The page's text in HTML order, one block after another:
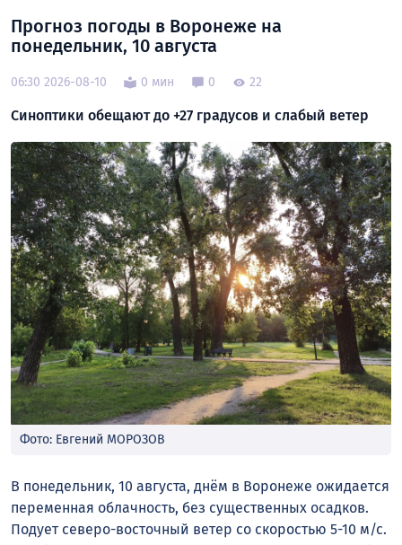
Прогноз погоды в Воронеже на
понедельник, 10 августа
06:30 2026-08-10 0 мин 0 22
Синоптики обещают до +27 градусов и слабый ветер
Фото: Евгений МОРОЗОВ
В понедельник, 10 августа, днём в Воронеже ожидается
переменная облачность, без существенных осадков.
Подует северо-восточный ветер со скоростью 5-10 м/с.